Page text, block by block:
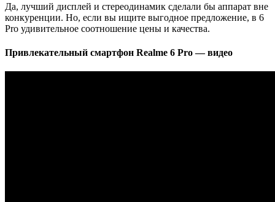
Да, лучший дисплей и стереодинамик сделали бы аппарат вне
конкуренции. Но, если вы ищите выгодное предложение, в 6
Pro удивительное соотношение цены и качества.
Привлекательный смартфон Realme 6 Pro — видео